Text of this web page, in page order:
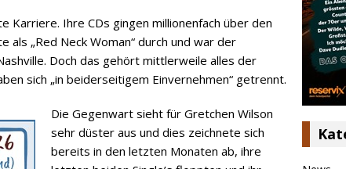
Karriere. Ihre CDs gingen millionenfach über den
als „Red Neck Woman“ durch und war der
Doch das gehört mittlerweile alles der
sich „in beiderseitigem Einvernehmen“ getrennt.
Die Gegenwart sieht für Gretchen Wilson
sehr düster aus und dies zeichnete sich
bereits in den letzten Monaten ab, ihre